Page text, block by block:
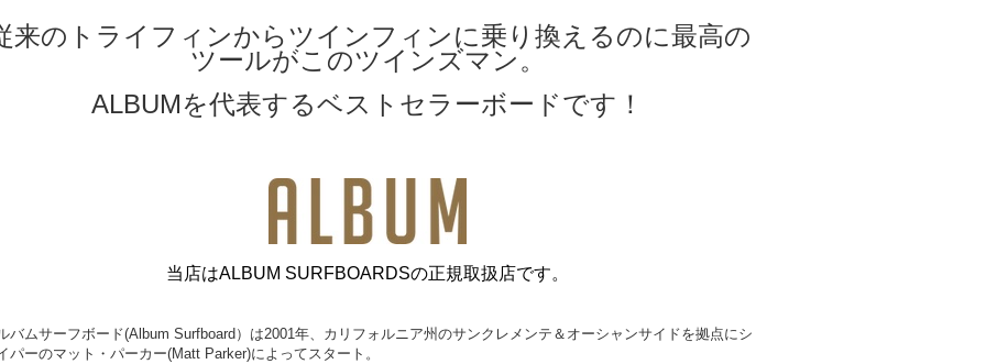
来のトライフィンからツインフィンに乗り換えるのに最高の
ツールがこのツインズマン。
ALBUMを代表するベストセラーボードです！
当店はALBUM SURFBOARDSの正規取扱店です。
バムサーフボード(Album Surfboard）は2001年、カリフォルニア州のサンクレメンテ＆オーシャンサイドを拠点にシ
パーのマット・パーカー(Matt Parker)によってスタート。